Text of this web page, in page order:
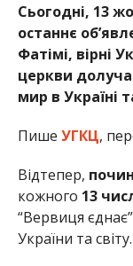
Сьогодні, 13
останнє
Фатімі, вірні
церкви
мир в Україні
Пише УГКЦ,
Відтепер,
кожного 13
“Вервиця
України та світу.